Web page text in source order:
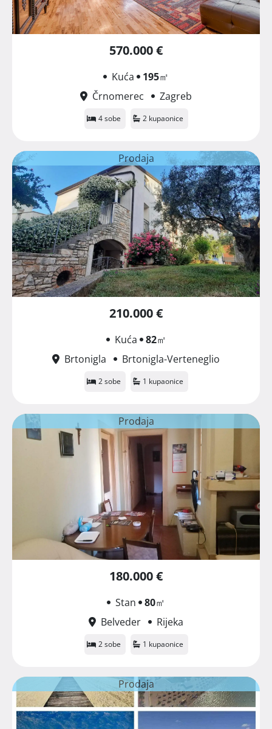
570.000 €
Kuća 195㎡
Črnomerec
Zagreb
4 sobe 2 kupaonice
Prodaja
210.000 €
Kuća 82㎡
Brtonigla
Brtonigla-Verteneglio
2 sobe 1 kupaonice
Prodaja
180.000 €
Stan 80㎡
Belveder
Rijeka
2 sobe 1 kupaonice
Prodaja